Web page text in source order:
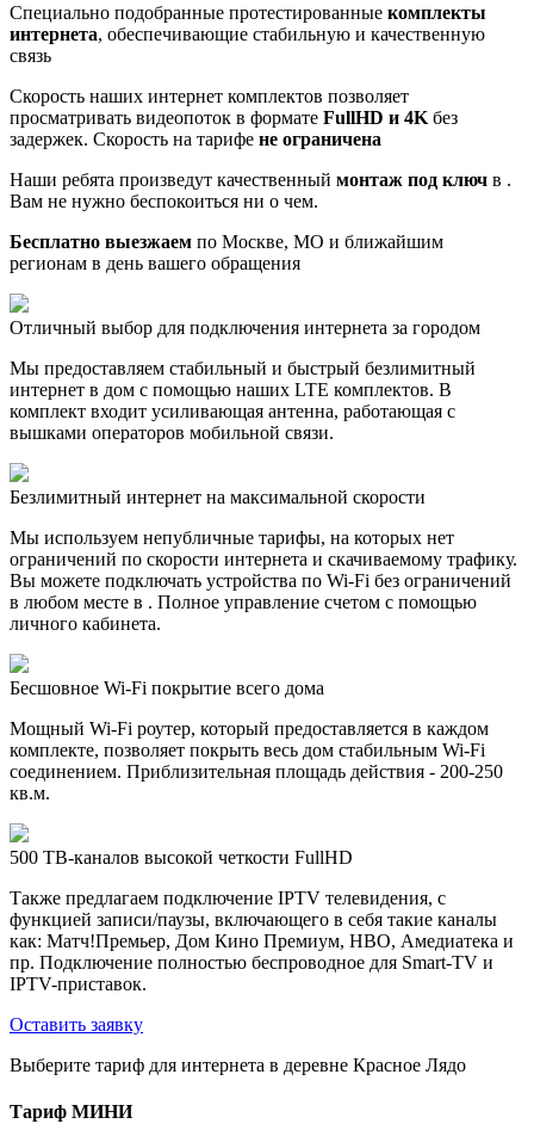
Специально подобранные протестированные комплекты
интернета, обеспечивающие стабильную и качественную
связь
Скорость наших интернет комплектов позволяет
просматривать видеопоток в формате FullHD и 4K без
задержек. Скорость на тарифе не ограничена
Наши ребята произведут качественный монтаж под ключ в .
Вам не нужно беспокоиться ни о чем.
Бесплатно выезжаем по Москве, МО и ближайшим
регионам в день вашего обращения
Отличный выбор для подключения интернета за городом
Мы предоставляем стабильный и быстрый безлимитный
интернет в дом с помощью наших LTE комплектов. В
комплект входит усиливающая антенна, работающая с
вышками операторов мобильной связи.
Безлимитный интернет на максимальной скорости
Мы используем непубличные тарифы, на которых нет
ограничений по скорости интернета и скачиваемому трафику.
Вы можете подключать устройства по Wi-Fi без ограничений
в любом месте в . Полное управление счетом с помощью
личного кабинета.
Бесшовное Wi-Fi покрытие всего дома
Мощный Wi-Fi роутер, который предоставляется в каждом
комплекте, позволяет покрыть весь дом стабильным Wi-Fi
соединением. Приблизительная площадь действия - 200-250
кв.м.
500 ТВ-каналов высокой четкости FullHD
Также предлагаем подключение IPTV телевидения, с
функцией записи/паузы, включающего в себя такие каналы
как: Матч!Премьер, Дом Кино Премиум, HBO, Амедиатека и
пр. Подключение полностью беспроводное для Smart-TV и
IPTV-приставок.
Оставить заявку
Выберите тариф для интернета в деревне Красное Лядо
Тариф МИНИ